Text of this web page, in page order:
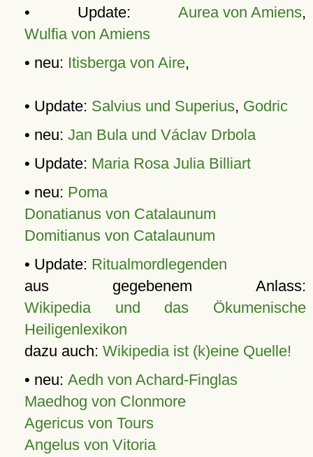
• Update: Aurea von Amiens,
Wulfia von Amiens
• neu: Itisberga von Aire,
• Update: Salvius und Superius, Godric
• neu: Jan Bula und Václav Drbola
• Update: Maria Rosa Julia Billiart
• neu: Poma
Donatianus von Catalaunum
Domitianus von Catalaunum
• Update: Ritualmordlegenden
aus gegebenem Anlass:
Wikipedia und das Ökumenische
Heiligenlexikon
dazu auch: Wikipedia ist (k)eine Quelle!
• neu: Aedh von Achard-Finglas
Maedhog von Clonmore
Agericus von Tours
Angelus von Vitoria